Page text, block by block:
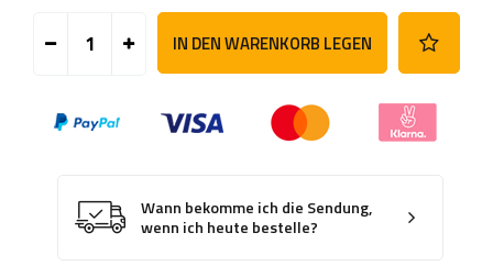
IN DEN WARENKORB LEGEN
Wann bekomme ich die Sendung,
wenn ich heute bestelle?